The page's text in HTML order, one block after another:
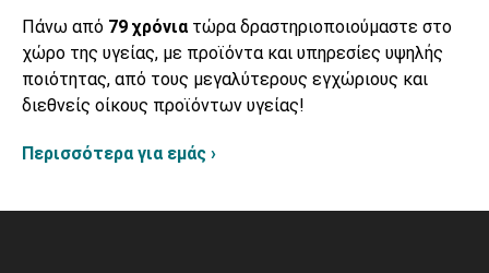
Πάνω από 79 χρόνια τώρα δραστηριοποιούμαστε στο
χώρο της υγείας, με προϊόντα και υπηρεσίες υψηλής
ποιότητας, από τους μεγαλύτερους εγχώριους και
διεθνείς οίκους προϊόντων υγείας!
Περισσότερα για εμάς ›